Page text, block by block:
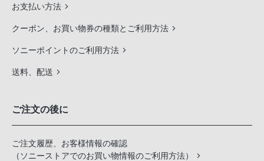
お支払い方法
クーポン、お買い物券の種類とご利用方法
ソニーポイントのご利用方法
送料、配送
ご注文の後に
ご注文履歴、お客様情報の確認
（ソニーストアでのお買い物情報のご利用方法）